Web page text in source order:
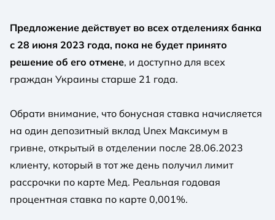
Предложение действует во всех отделениях банка
с 28 июня 2023 года, пока не будет принято
решение об его отмене, и доступно для всех
граждан Украины старше 21 года.
Обрати внимание, что бонусная ставка начисляется
на один депозитный вклад Unex Максимум в
гривне, открытый в отделении после 28.06.2023
клиенту, который в тот же день получил лимит
рассрочки по карте Мед. Реальная годовая
процентная ставка по карте 0,001%.